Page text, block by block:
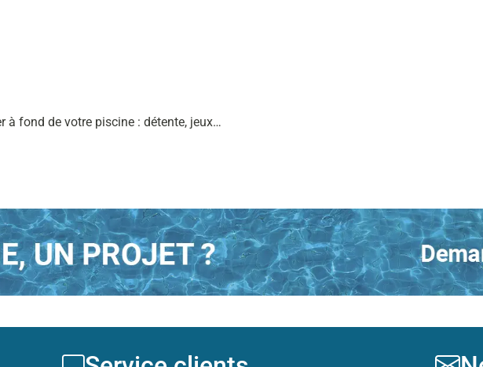
à fond de votre piscine : détente, jeux…